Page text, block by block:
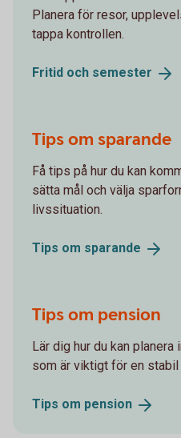
Planera för resor,
tappa kontrollen.
Fritid och semester
Tips om sparande
Få tips på hur du kan
sätta mål och välja
livssituation.
Tips om sparande
Tips om pension
Lär dig hur du kan
som är viktigt för en
Tips om pension